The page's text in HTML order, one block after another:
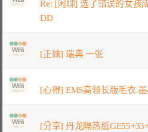
Re: [闲聊] 选了错误的女孩
DD
[正妹] 瑞典 一张
[心得] EMS高领长版毛衣.
[分享] 丹龙隔热纸